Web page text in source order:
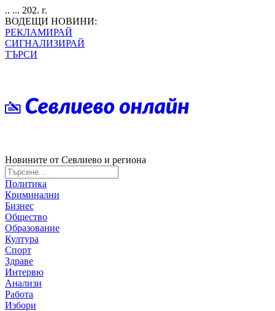
.. ... 202. г.
ВОДЕЩИ НОВИНИ:
РЕКЛАМИРАЙ
СИГНАЛИЗИРАЙ
ТЪРСИ
Новините от Севлиево и региона
Политика
Криминални
Бизнес
Общество
Образование
Култура
Спорт
Здраве
Интервю
Анализи
Работа
Избори